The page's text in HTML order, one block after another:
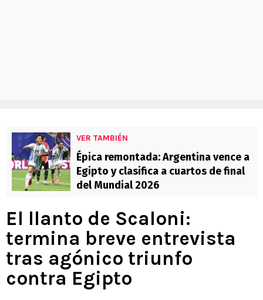
VER TAMBIÉN
Épica remontada: Argentina vence a
Egipto y clasifica a cuartos de final
del Mundial 2026
El llanto de Scaloni:
termina breve entrevista
tras agónico triunfo
contra Egipto